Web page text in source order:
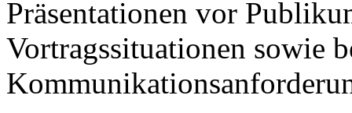
Präsentationen vor
Vortragssituationen sowie